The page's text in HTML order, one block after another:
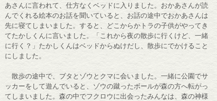
あさんに言われて、仕方なくベッドに入りました。おかあさんが読
んでくれる絵本のお話を聞いていると、お話の途中でおかあさんは
先に寝てしまいました。すると、どこからかトラの子供がやってき
てたかしくんに言いました。「これから夜の散歩に行くけど、一緒
に行く？」たかしくんはベッドからぬけだし、散歩にでかけること
にしました。
散歩の途中で、ブタとゾウとクマに会いました。一緒に公園でサ
ッカーをして遊んでいると、ゾウの蹴ったボールが森の方へ転がっ
てしまいました。森の中でフクロウに出会ったみんなは、森の神様